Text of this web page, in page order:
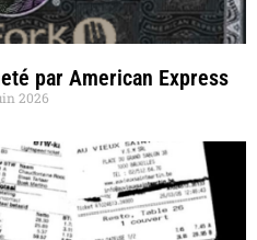
par American Express
2026